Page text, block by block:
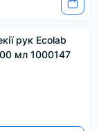
рук Ecolab
мл 1000147